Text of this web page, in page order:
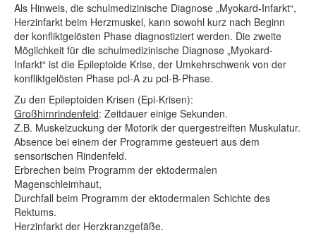
Als Hinweis, die schulmedizinische Diagnose „Myokard-Infarkt“,
Herzinfarkt beim Herzmuskel, kann sowohl kurz nach Beginn
der konfliktgelösten Phase diagnostiziert werden. Die zweite
Möglichkeit für die schulmedizinische Diagnose „Myokard-
Infarkt“ ist die Epileptoide Krise, der Umkehrschwenk von der
konfliktgelösten Phase pcl-A zu pcl-B-Phase.
Zu den Epileptoiden Krisen (Epi-Krisen):
Großhirnrindenfeld: Zeitdauer einige Sekunden.
Z.B. Muskelzuckung der Motorik der quergestreiften Muskulatur.
Absence bei einem der Programme gesteuert aus dem
sensorischen Rindenfeld.
Erbrechen beim Programm der ektodermalen
Magenschleimhaut,
Durchfall beim Programm der ektodermalen Schichte des
Rektums.
Herzinfarkt der Herzkranzgefäße.